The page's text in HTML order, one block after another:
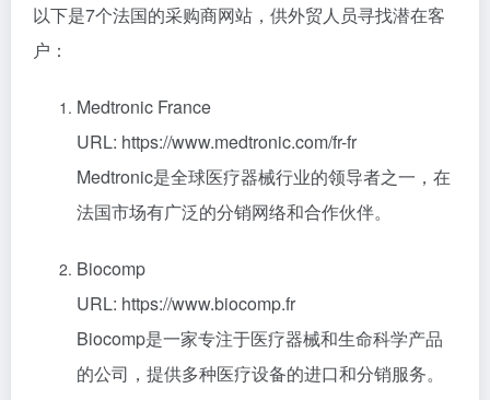
以下是7个法国的采购商网站，供外贸人员寻找潜在客
户：
Medtronic France
URL: https://www.medtronic.com/fr-fr
Medtronic是全球医疗器械行业的领导者之一，在
法国市场有广泛的分销网络和合作伙伴。
Biocomp
URL: https://www.biocomp.fr
Biocomp是一家专注于医疗器械和生命科学产品
的公司，提供多种医疗设备的进口和分销服务。